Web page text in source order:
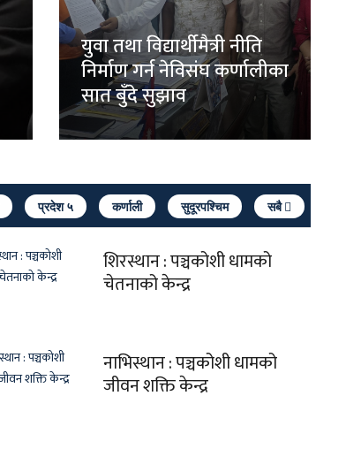
युवा तथा विद्यार्थीमैत्री नीति
निर्माण गर्न नेविसंघ कर्णालीका
सात बुँदे सुझाव
प्रदेश ५ कर्णाली सुदूरपश्चिम सबै
शिरस्थान : पञ्चकोशी धामको
चेतनाको केन्द्र
नाभिस्थान : पञ्चकोशी धामको
जीवन शक्ति केन्द्र